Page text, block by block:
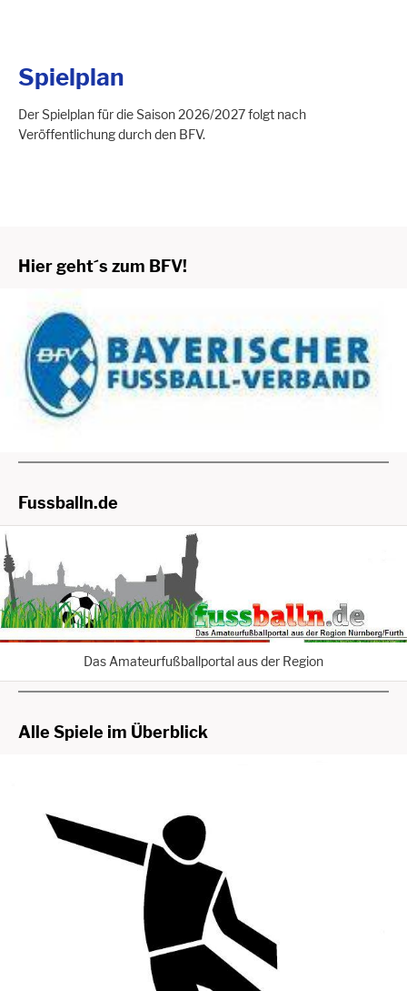
Spielplan
Der Spielplan für die Saison 2026/2027 folgt nach
Veröffentlichung durch den BFV.
Hier geht´s zum BFV!
Fussballn.de
Das Amateurfußballportal aus der Region
Alle Spiele im Überblick